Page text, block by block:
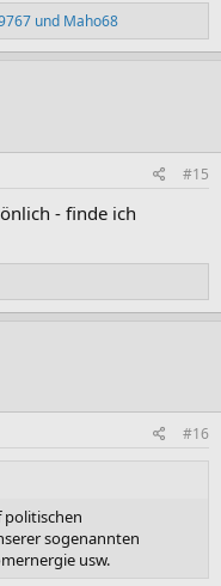
und Maho68
#15
- finde ich
#16
politischen
sogenannten
usw.